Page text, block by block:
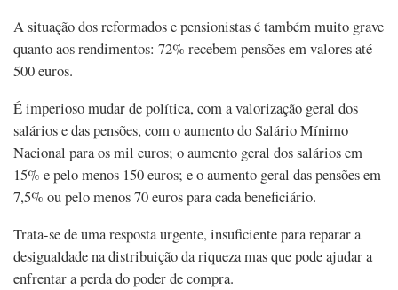
A situação dos reformados e pensionistas é também muito grave
quanto aos rendimentos: 72% recebem pensões em valores até
500 euros.
É imperioso mudar de política, com a valorização geral dos
salários e das pensões, com o aumento do Salário Mínimo
Nacional para os mil euros; o aumento geral dos salários em
15% e pelo menos 150 euros; e o aumento geral das pensões em
7,5% ou pelo menos 70 euros para cada beneficiário.
Trata-se de uma resposta urgente, insuficiente para reparar a
desigualdade na distribuição da riqueza mas que pode ajudar a
enfrentar a perda do poder de compra.